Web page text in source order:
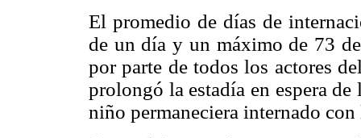
El promedio de días de
de un día y un máximo de 73
por parte de todos los actores
prolongó la estadía en espera
niño permaneciera internado